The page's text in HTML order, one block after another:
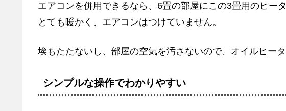
エアコンを併用できるなら、6畳の部屋にこの3畳用のヒー
とても暖かく、エアコンはつけていません。
埃もたたないし、部屋の空気を汚さないので、オイルヒー
シンプルな操作でわかりやすい